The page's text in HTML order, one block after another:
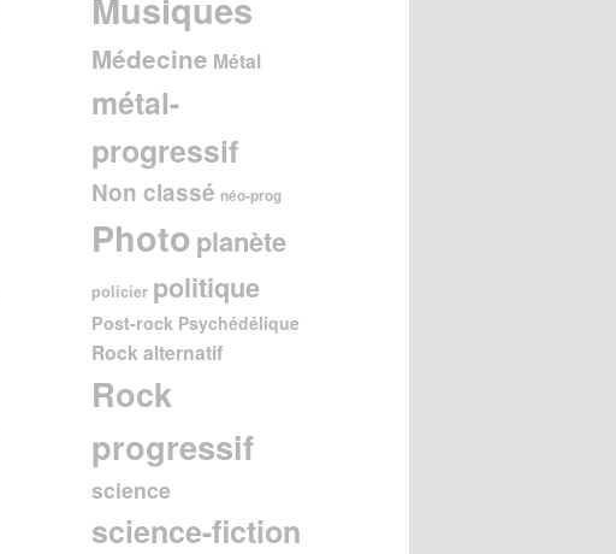
Médecine Métal
métal-
progressif
Non classé néo-prog
Photo planète
policier politique
Post-rock Psychédélique
Rock alternatif
Rock
progressif
science
science-fiction